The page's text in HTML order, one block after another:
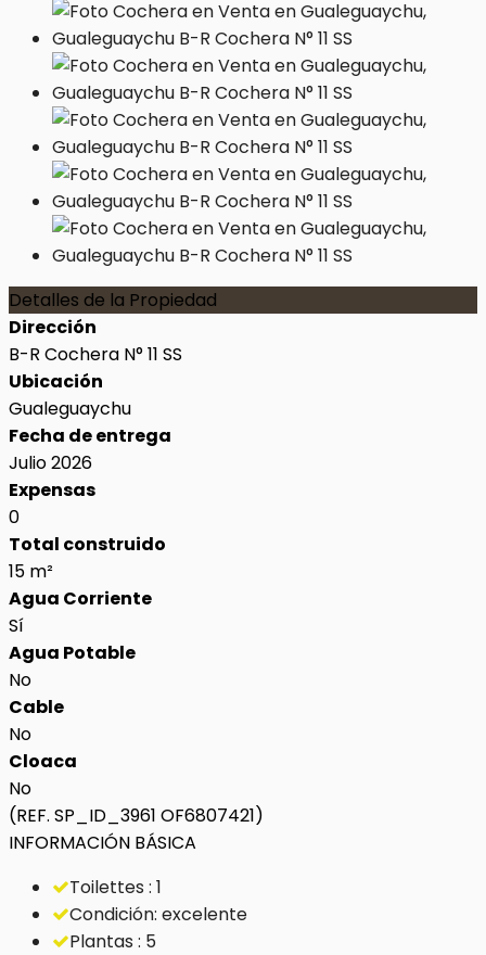
Detalles de la Propiedad
Dirección
B-R Cochera N° 11 SS
Ubicación
Gualeguaychu
Fecha de entrega
Julio 2026
Expensas
0
Total construido
15 m²
Agua Corriente
Sí
Agua Potable
No
Cable
No
Cloaca
No
(REF. SP_ID_3961 OF6807421)
INFORMACIÓN BÁSICA
Toilettes : 1
Condición: excelente
Plantas : 5